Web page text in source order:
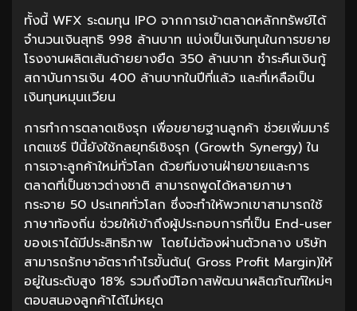
ทั้งนี้ WFX ระดมทุน IPO จากการเข้าตลาดหลักทรัพย์ได้
จำนวนเงินสุทธิ 998 ล้านบาท แบ่งเป็นเงินทุนในการขยาย
โรงงานผลิตเส้นด้ายยางยืด 350 ล้านบาท ชำระคืนเงินกู้
สถาบันการเงิน 400 ล้านบาทในปีที่แล้ว และที่เหลือเป็น
เงินทุนหมุนเเวียน
การทำการตลาดเชิงรุก เพื่อขยายฐานลูกค้า ช่วยเพิ่มมาร์
เกตแชร์ ปีนี้ยังใช้กลยุทธ์เชิงรุก (Growth Synergy) ใน
การเจาะลูกค้าใหม่ทั่วโลก ด้วยทีมงานฝ่ายขายและการ
ตลาดที่เป็นชาวต่างชาติ สามารถพูดได้หลายภาษา
กระจาย 50 ประเทศทั่วโลก ซึ่งจะทำให้พวกเขาสามารถใช้
ภาษาท้องถิ่น ช่วยให้เข้าถึงผู้ประกอบการที่เป็น End-user
ของเราได้มีประสิทธิภาพ โดยไม่ต้องผ่านตัวกลาง บริษัท
สามารถรักษาอัตรากำไรขั้นต้น( Gross Profit Margin)ให้
อยู่ในระดับสูง 18% รวมถึงมีโอกาสพัฒนาผลิตภัณฑ์ใหม่ๆ
ตอบสนองลูกค้าได้ไม่หยุด